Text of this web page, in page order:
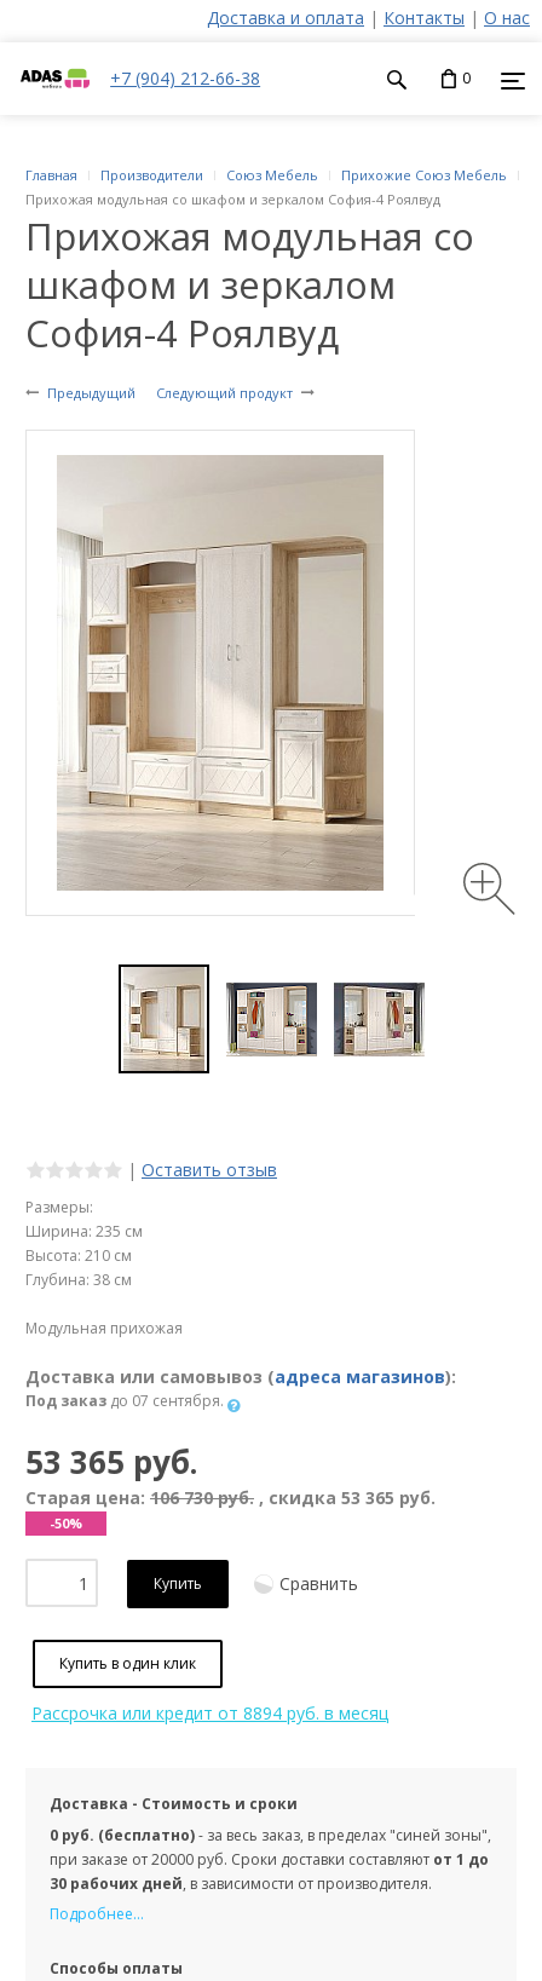
Доставка и оплата | Контакты | О нас
+7 (904) 212-66-38 0
Прихожая модульная со
шкафом и зеркалом
София-4 Роялвуд
Предыдущий Следующий продукт
Главная Производители Союз Мебель
Прихожие Союз Мебель
Прихожая модульная со шкафом и зеркалом София-4 Роялвуд
| Оставить отзыв
Размеры:
Ширина: 235 см
Высота: 210 см
Глубина: 38 см
Модульная прихожая
Доставка или самовывоз (адреса магазинов):
Под заказ до 07 сентября.
53 365 руб.
Старая цена: 106 730 руб. , скидка 53 365 руб.
-50%
Купить Сравнить
Купить в один клик
Рассрочка или кредит от 8894 руб. в месяц
Доставка - Стоимость и сроки
0 руб. (бесплатно)- за весь заказ, в пределах "синей зоны",
при заказе от 20000 руб. Сроки доставки составляют от 1 до
30 рабочих дней, в зависимости от производителя.
Подробнее...
Способы оплаты